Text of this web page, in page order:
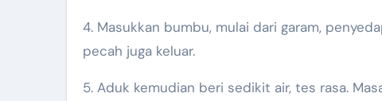
4. Masukkan bumbu, mulai dari garam,
pecah juga keluar.
5. Aduk kemudian beri sedikit air, tes rasa.